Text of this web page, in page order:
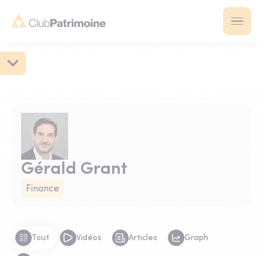
Gérald Grant
Finance
Tout Vidéos Articles Graph